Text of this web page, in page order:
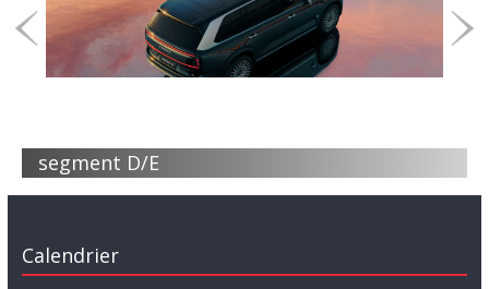
segment D/E
Calendrier